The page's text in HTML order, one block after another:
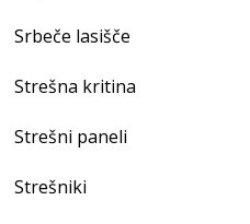
Srbeče lasišče
Strešna kritina
Strešni paneli
Strešniki